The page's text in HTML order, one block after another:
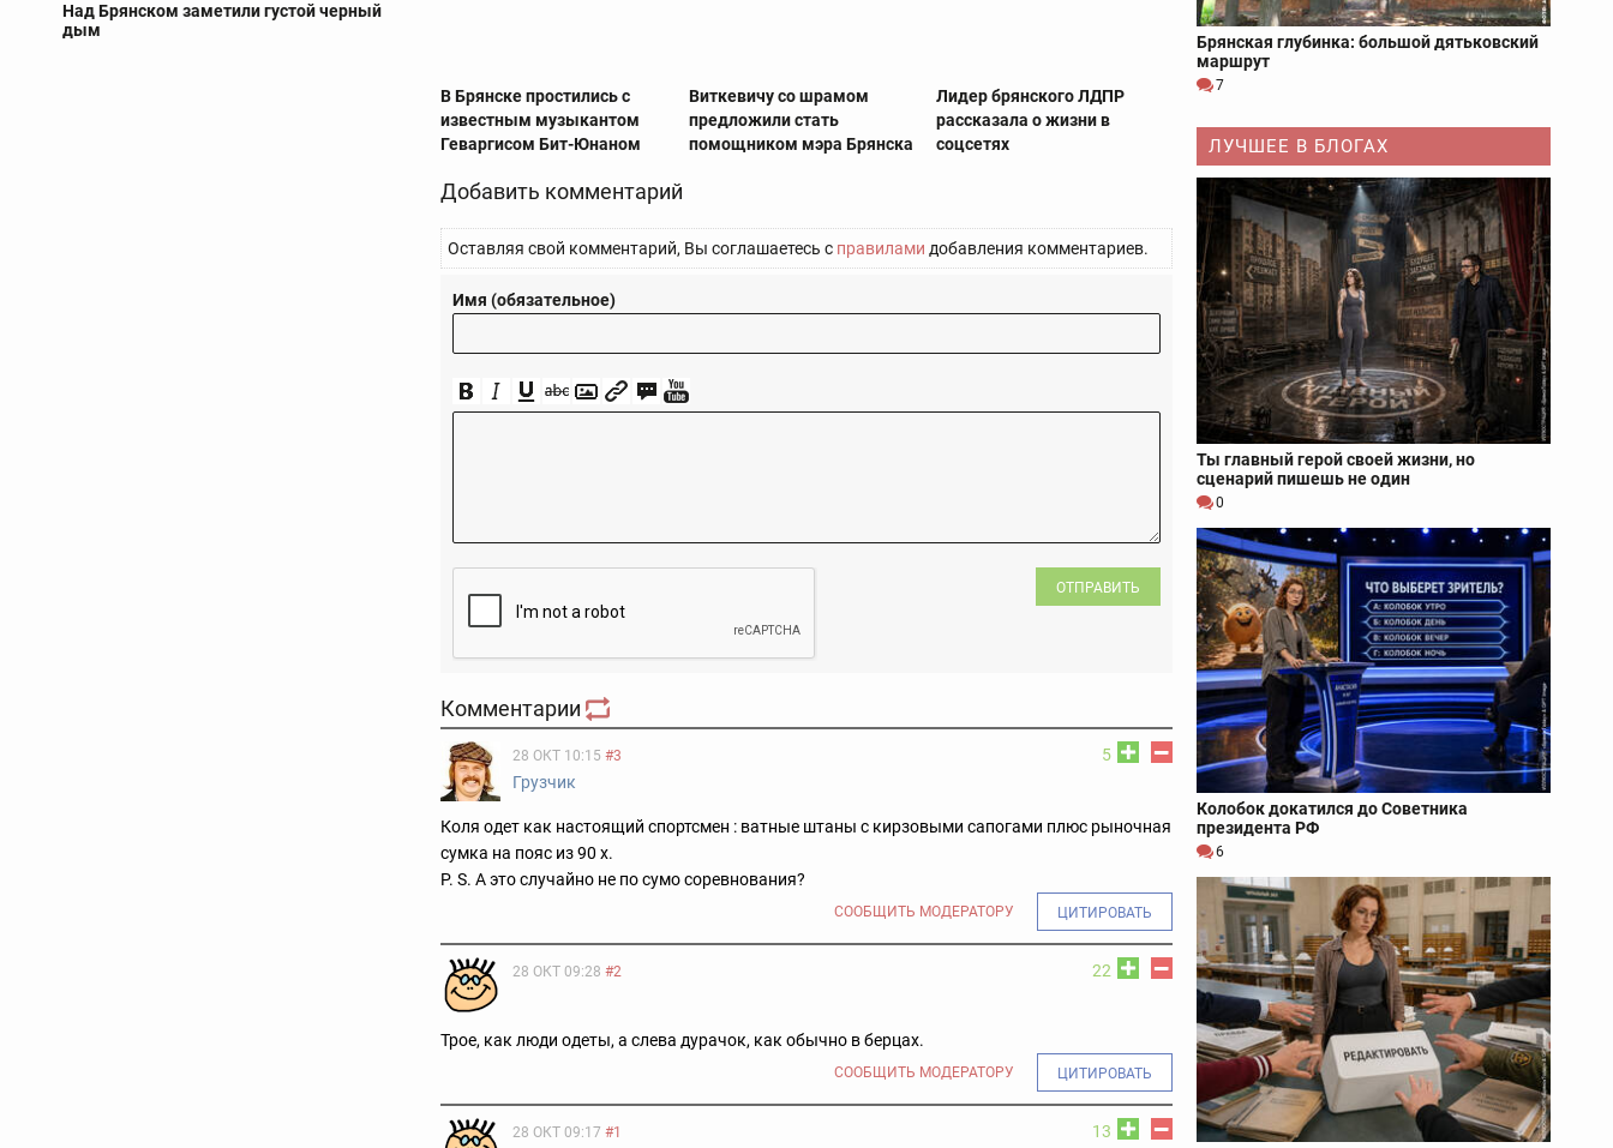
Над Брянском заметили густой черный
дым
В Брянске простились с
известным музыкантом
Геваргисом Бит-Юнаном
Виткевичу со шрамом
предложили стать
помощником мэра Брянска
Лидер брянского ЛДПР
рассказала о жизни в
соцсетях
Добавить комментарий
Оставляя свой комментарий, Вы соглашаетесь с правилами добавления комментариев.
Имя (обязательное)
ОТПРАВИТЬ
Комментарии
5
28 ОКТ 10:15 #3
Грузчик
Коля одет как настоящий спортсмен : ватные штаны с кирзовыми сапогами плюс рыночная
сумка на пояс из 90 х.
P. S. А это случайно не по сумо соревнования?
СООБЩИТЬ МОДЕРАТОРУ ЦИТИРОВАТЬ
22
28 ОКТ 09:28 #2
Трое, как люди одеты, а слева дурачок, как обычно в берцах.
СООБЩИТЬ МОДЕРАТОРУ ЦИТИРОВАТЬ
13
28 ОКТ 09:17 #1
Брянская глубинка: большой дятьковский
маршрут
7
ЛУЧШЕЕ В БЛОГАХ
Ты главный герой своей жизни, но
сценарий пишешь не один
0
Колобок докатился до Советника
президента РФ
6